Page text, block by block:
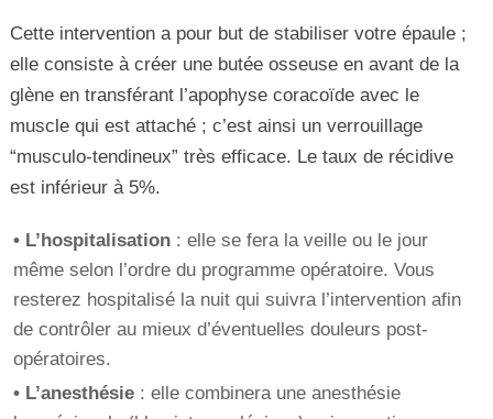
Cette intervention a pour but de stabiliser votre épaule ;
elle consiste à créer une butée osseuse en avant de la
glène en transférant l’apophyse coracoïde avec le
muscle qui est attaché ; c’est ainsi un verrouillage
“musculo-tendineux” très efficace. Le taux de récidive
est inférieur à 5%.
• L’hospitalisation : elle se fera la veille ou le jour
même selon l’ordre du programme opératoire. Vous
resterez hospitalisé la nuit qui suivra l’intervention afin
de contrôler au mieux d’éventuelles douleurs post-
opératoires.
• L’anesthésie : elle combinera une anesthésie